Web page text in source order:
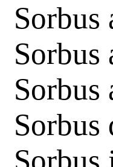
Sorbus
Sorbus